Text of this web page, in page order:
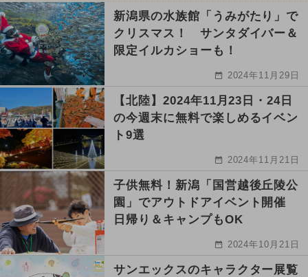
新潟県の水族館「うみがたり」で
クリスマス！ サンタダイバー＆
限定イルカショーも！
2024年11月29日
【北陸】2024年11月23日・24日
の今週末に無料で楽しめるイベン
ト9選
2024年11月21日
子供無料！新潟「国営越後丘陵公
園」でアウトドアイベント開催
日帰り＆キャンプもOK
2024年10月21日
サンエックスのキャラクター展覧